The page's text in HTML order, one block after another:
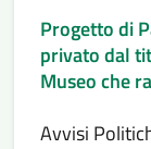
Progetto di
privato dal
Museo che
Avvisi